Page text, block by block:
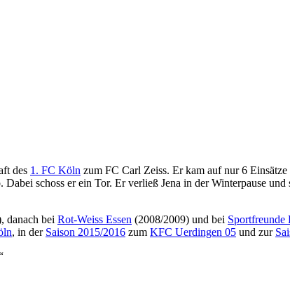
des 1. FC Köln zum FC Carl Zeiss. Er kam auf nur 6
schoss er ein Tor. Er verließ Jena in der Winterpause
danach bei Rot-Weiss Essen (2008/2009) und bei Sportfreunde
, in der Saison 2015/2016 zum KFC Uerdingen 05 und zur